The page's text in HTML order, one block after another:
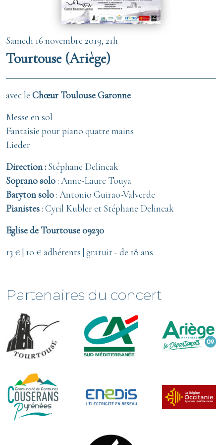
Samedi 16 novembre 2019, 21h
Tourtouse (Ariège)
avec le Chœur Toulouse Garonne
Messe en sol
Fantaisie pour piano quatre mains
Lieder
Direction : Stéphane Delincak
Soprano solo: Anne-Laure Touya
Baryton solo: Antonio Guirao-Valverde
Pianistes: Cyril Kubler et Stéphane Delincak
Eglise de Tourtouse 09230
13 € | 10 € adhérents | gratuit - de 18 ans
Partenaires du concert